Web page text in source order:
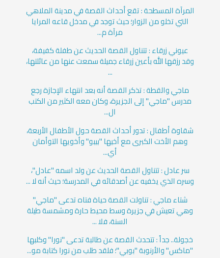
المرآة المسطحة : تقع أحداث القصة في مدينة الملاهي
التي تخلو من الزوار؛ حيث توجد في مدخل قاعه المرايا
مرآة م...
عيوني زرقاء : تتناول القصة الحديث عن طفلة كفيفة،
وقد رزقها الله بأعين زرقاء جميلة سمعت عنها من عائلتها،
...
ماجي والقطة : تذكر القصة أنه بعد انتهاء الإجازة رجع
مدرس "ماجي" إلى الجزيرة، وكان معه الكثير من الكتب
ال...
شقاوة أطفال : تدور أحداث القصة حول الأطفال الأربعة،
وهم الأخت الكبرى مع أخيها "بيبو" وأخويها التوأمان
أي...
سر عادل : تتناول القصة الحديث عن ولد اسمه "عادل"،
وسره الذي يخفيه عن أصدقائه في المدرسة؛ حيث أنه لا ...
شتاء ماجي : تناولت القصة حياة فتاه تدعى "ماجي"
وهي تعيش في جزيرة وسط محيط حارة ومشمسة طيلة
السنة، فلا ...
خجولة.. جداً : تتحدث القصة عن طالبة تدعى "نورا" وكلبها
"ماكس" والأرنوبة "بوبي"؛ فلقد طلب من نورا كتابة مو...